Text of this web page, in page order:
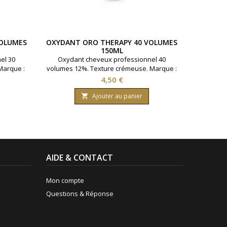
30
:
OXYDANT ORO THERAPY 40 VOLUMES
150ML
Oxydant cheveux professionnel 40
volumes 12%. Texture crémeuse. Marque :
Oro Therapy. Contenance : 150 ml.
Prix
4,50 €
 Ajouter au panier
AIDE & CONTACT
Mon compte
Questions & Réponse